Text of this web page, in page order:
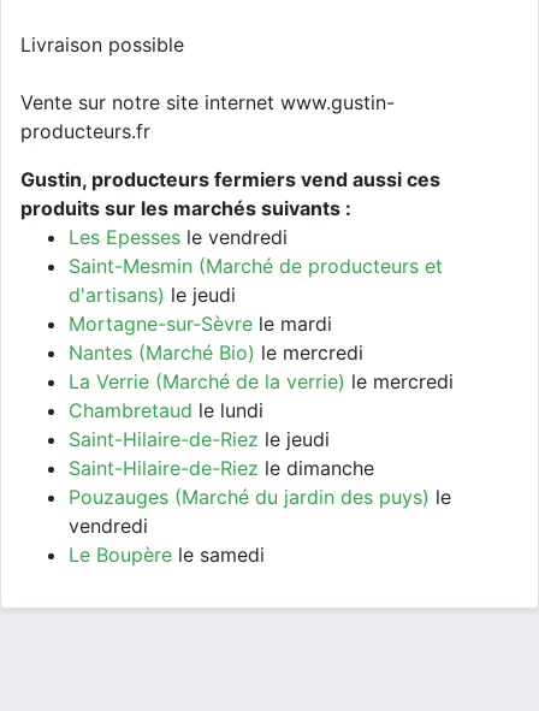
Livraison possible
Vente sur notre site internet www.gustin-
producteurs.fr
Gustin, producteurs fermiers vend aussi ces
produits sur les marchés suivants :
Les Epesses le vendredi
Saint-Mesmin (Marché de producteurs et
d'artisans) le jeudi
Mortagne-sur-Sèvre le mardi
Nantes (Marché Bio) le mercredi
La Verrie (Marché de la verrie) le mercredi
Chambretaud le lundi
Saint-Hilaire-de-Riez le jeudi
Saint-Hilaire-de-Riez le dimanche
Pouzauges (Marché du jardin des puys) le
vendredi
Le Boupère le samedi